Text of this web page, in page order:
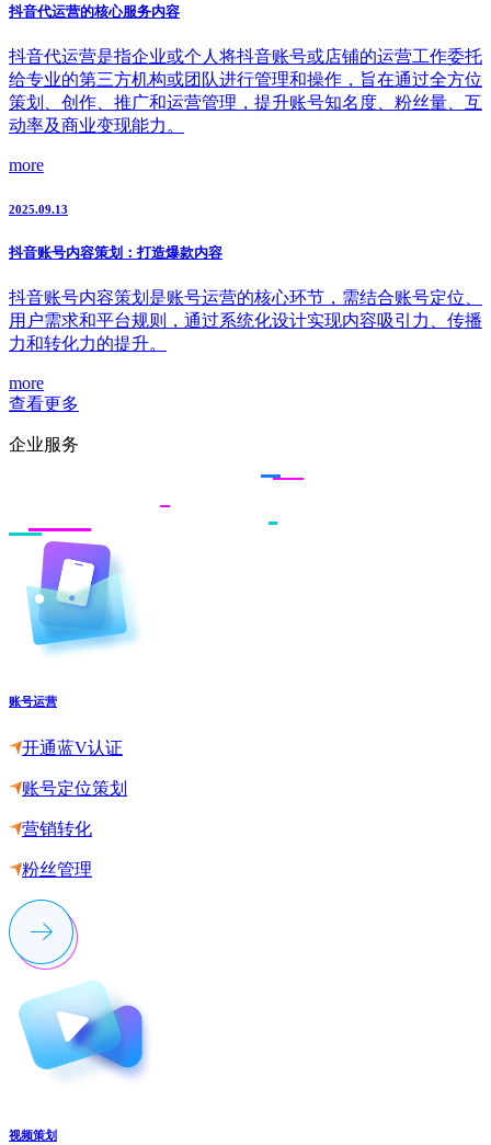
抖音代运营的核心服务内容
抖音代运营是指企业或个人将抖音账号或店铺的运营工作委托
给专业的第三方机构或团队进行管理和操作，旨在通过全方位
策划、创作、推广和运营管理，提升账号知名度、粉丝量、互
动率及商业变现能力。
more
2025.09.13
抖音账号内容策划：打造爆款内容
抖音账号内容策划是账号运营的核心环节，需结合账号定位、
用户需求和平台规则，通过系统化设计实现内容吸引力、传播
力和转化力的提升。
more
查看更多
企业服务
账号运营
开通蓝V认证
账号定位策划
营销转化
粉丝管理
视频策划